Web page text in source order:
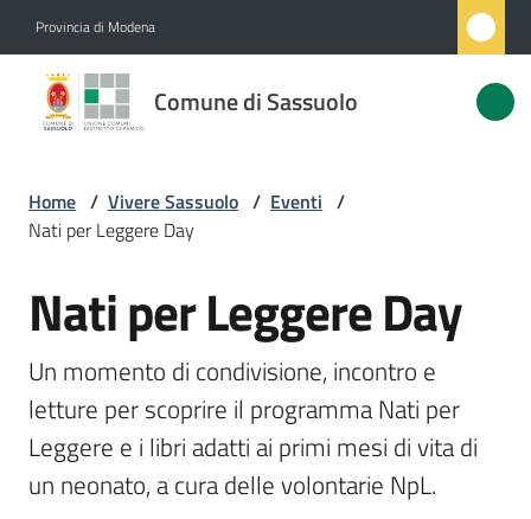
Provincia di Modena
Comune di Sassuolo
Comune
di
Novità
Servizi
Vivere
Sassuolo
Menu selezionato
Home / Vivere Sassuolo / Eventi /
Nati per Leggere Day
Salta al contenuto
Nati per Leggere Day
Un momento di condivisione, incontro e
letture per scoprire il programma Nati per
Leggere e i libri adatti ai primi mesi di vita di
un neonato, a cura delle volontarie NpL.